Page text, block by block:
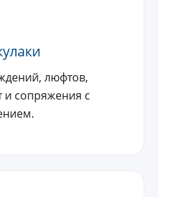
люфтов,
и сопряжения с